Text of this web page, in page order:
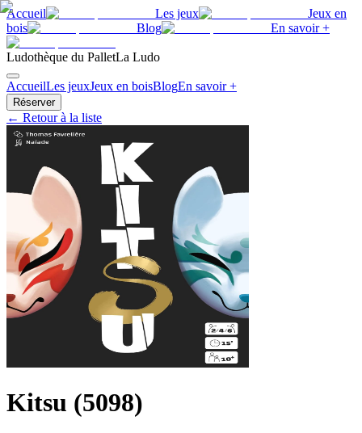
Accueil Les jeux
Jeux en
bois
Blog En savoir +
Ludothèque du PalletLa Ludo
AccueilLes jeuxJeux en boisBlogEn savoir +
Réserver
← Retour à la liste
Kitsu (5098)